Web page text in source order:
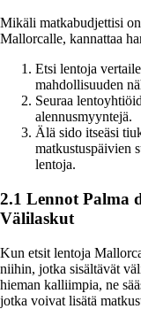
Mikäli matkabudjettisi
Mallorcalle, kannattaa
Etsi lentoja
mahdollisuuden
Seuraa
alennusmyyntejä.
Älä sido itseäsi
matkustuspäivien
lentoja.
2.1 Lennot Palma
Välilaskut
Kun etsit lentoja
niihin, jotka sisältävät
hieman kalliimpia, ne
jotka voivat lisätä